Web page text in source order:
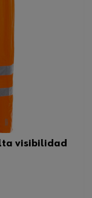
visibilidad